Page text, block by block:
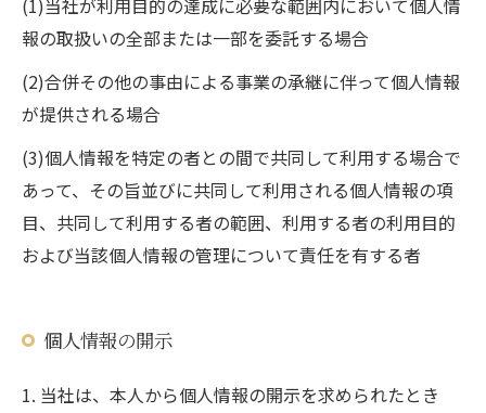
(1)当社が利用目的の達成に必要な範囲内において個人情
報の取扱いの全部または一部を委託する場合
(2)合併その他の事由による事業の承継に伴って個人情報
が提供される場合
(3)個人情報を特定の者との間で共同して利用する場合で
あって、その旨並びに共同して利用される個人情報の項
目、共同して利用する者の範囲、利用する者の利用目的
および当該個人情報の管理について責任を有する者
個人情報の開示
1. 当社は、本人から個人情報の開示を求められたとき